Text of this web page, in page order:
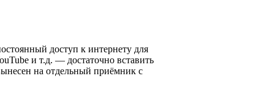
доступ к интернету для
и т.д. — достаточно вставить
на отдельный приёмник с